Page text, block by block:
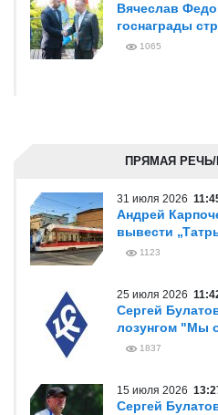
Вячеслав
госнаграды
1065
ПРЯМАЯ
31 июля 2026
Андрей
вывести
1123
25 июля 2026
Сергей
лозунгом "Мы
1837
15 июля 2026
Сергей